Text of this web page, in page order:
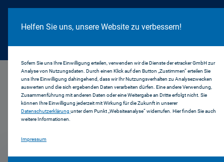
Cookie Hinweis
Helfen Sie uns, unsere Website zu verbessern!
Sofern Sie uns Ihre Einwilligung erteilen, verwenden wir die Dienste der etracker GmbH zur
Analyse von Nutzungsdaten. Durch einen Klick auf den Button „Zustimmen“ erteilen Sie
uns Ihre Einwilligung dahingehend, dass wir Ihr Nutzungsverhalten zu Analysezwecken
auswerten und die sich ergebenden Daten verarbeiten dürfen. Eine andere Verwendung,
Zusammenführung mit anderen Daten oder eine Weitergabe an Dritte erfolgt nicht. Sie
können Ihre Einwilligung jederzeit mit Wirkung für die Zukunft in unserer
Datenschutzerklärung unter dem Punkt „Websiteanalyse“ widerrufen. Hier finden Sie auch
weitere Informationen.
Impressum
2008
Pressemitteilungen